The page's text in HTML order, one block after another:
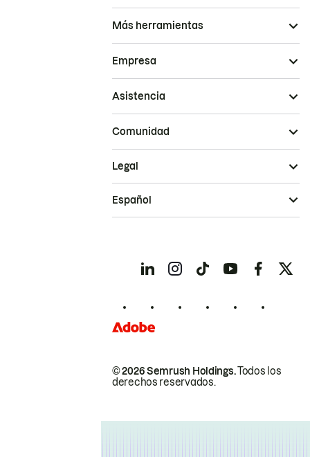
Más herramientas
Empresa
Asistencia
Comunidad
© 2026 Semrush Holdings.Todos los
derechos reservados.
Legal
Español